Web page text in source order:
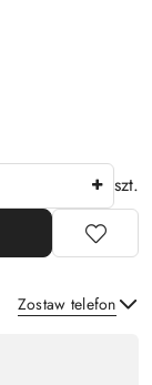
szt.
Zostaw telefon